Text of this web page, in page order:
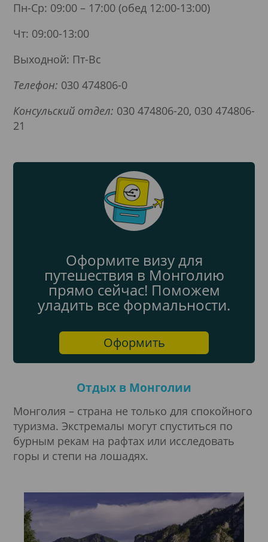
Пн-Ср: 09:00 – 17:00 (обед 12:00-13:00)
Чт: 09:00-13:00
Выходной: Пт-Вс
Телефон: 030 474806-0
Консульский отдел: 030 474806-20, 030 474806-
21
Оформите визу для
путешествия в Монголию
прямо сейчас! Поможем
уладить все формальности.
Оформить
Отдых в Монголии
Монголия – страна не только для спокойного
туризма. Экстремалы могут спуститься по
бурным рекам на рафтах или исследовать
горы и степи на лошадях.